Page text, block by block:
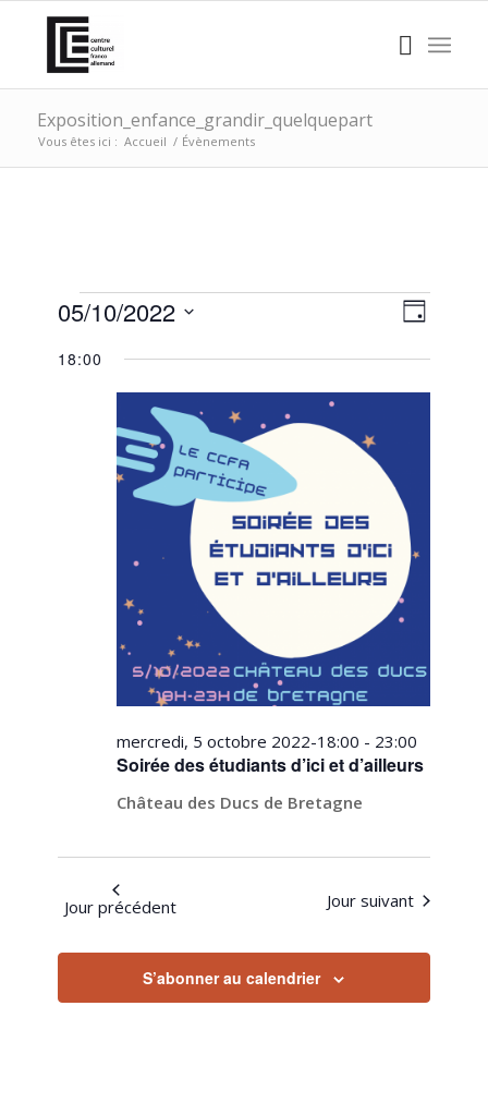
Exposition_enfance_grandir_quelquepart
Vous êtes ici : Accueil / Évènements
ÉVÈNEMENTS
FOR
MERCREDI,
OCTOBRE
2022
de
vues
Jour
05/10/2022
une
18:00
Soirée des étudiants d’ici et d’ailleurs
mercredi, 5 octobre 2022-18:00 - 23:00
Château des Ducs de Bretagne
Jour précédent Jour suivant
S’abonner au calendrier